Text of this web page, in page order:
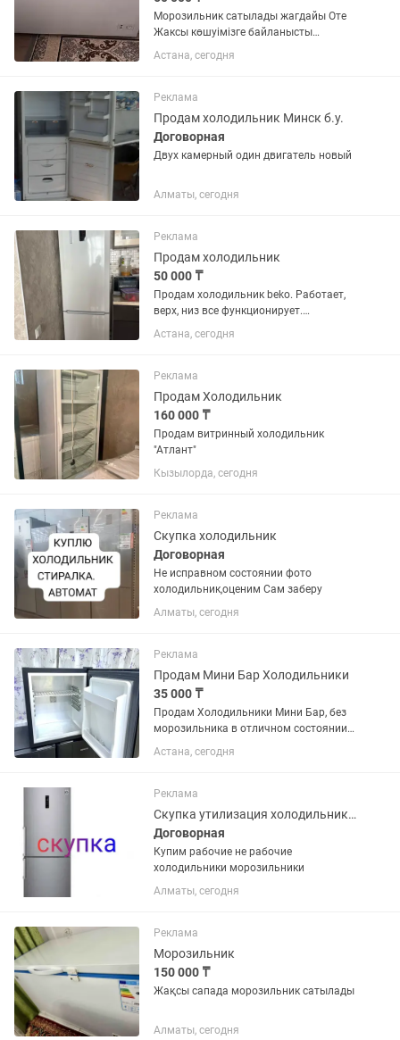
Морозильник сатылады жагдайы Оте
Жаксы көшуімізге байланысты
размери улкен болгандыктан сатуга
койып отырмын. Озимиз пайдаланып
285 КХ
Астана, сегодня
Реклама
Продам холодильник Минск б.у.
Договорная
Двух камерный один двигатель новый
Алматы, сегодня
Реклама
Продам холодильник
50 000 ₸
Продам холодильник beko. Работает,
верх, низ все функционирует.
Самовывоз, торг
Астана, сегодня
Реклама
Продам Холодильник
160 000 ₸
Продам витринный холодильник
"Атлант"
Кызылорда, сегодня
Реклама
Скупка холодильник
Договорная
Не исправном состоянии фото
холодильник,оценим Сам заберу
Алматы, сегодня
Реклама
Продам Мини Бар Холодильники
35 000 ₸
Продам Холодильники Мини Бар, без
морозильника в отличном состоянии
рабочие полностью. Охлаждает
отлично. Для офиса , аптека ,
рестораны, в больницу. В наличии 40
шт...
Астана, сегодня
Реклама
Скупка утилизация холодильников
Договорная
Купим рабочие не рабочие
холодильники морозильники
Алматы, сегодня
Реклама
Морозильник
150 000 ₸
Жақсы сапада морозильник сатылады
Алматы, сегодня